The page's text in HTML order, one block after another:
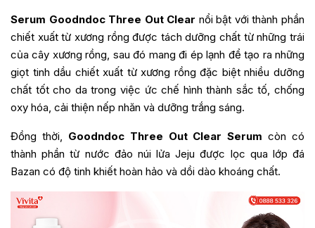
Serum Goodndoc Three Out Clear nổi bật với thành phần
chiết xuất từ xương rồng được tách dưỡng chất từ những trái
của cây xương rồng, sau đó mang đi ép lạnh để tạo ra những
giọt tinh dầu chiết xuất từ xương rồng đặc biệt nhiều dưỡng
chất tốt cho da trong việc ức chế hình thành sắc tố, chống
oxy hóa, cải thiện nếp nhăn và dưỡng trắng sáng.
Đồng thời, Goodndoc Three Out Clear Serum còn có
thành phần từ nước đảo núi lửa Jeju được lọc qua lớp đá
Bazan có độ tinh khiết hoàn hảo và dồi dào khoáng chất.